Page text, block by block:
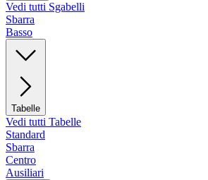
Vedi tutti Sgabelli
Sbarra
Basso
Tabelle
Vedi tutti Tabelle
Standard
Sbarra
Centro
Ausiliari